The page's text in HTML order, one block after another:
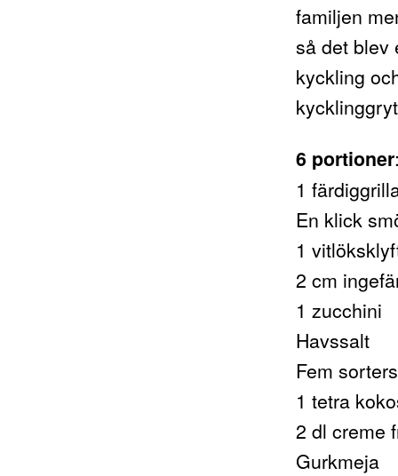
familjen
så det blev
kyckling
6 portioner
1
En klick
1
2 cm
1 zucchini
Havssalt
Fem
1 tetra
2 dl creme
Gurkmeja